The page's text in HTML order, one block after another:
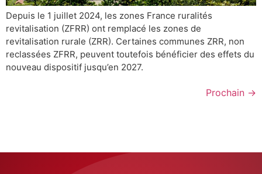
Depuis le 1 juillet 2024, les zones France ruralités
revitalisation (ZFRR) ont remplacé les zones de
revitalisation rurale (ZRR). Certaines communes ZRR, non
reclassées ZFRR, peuvent toutefois bénéficier des effets du
nouveau dispositif jusqu’en 2027.
Prochain →